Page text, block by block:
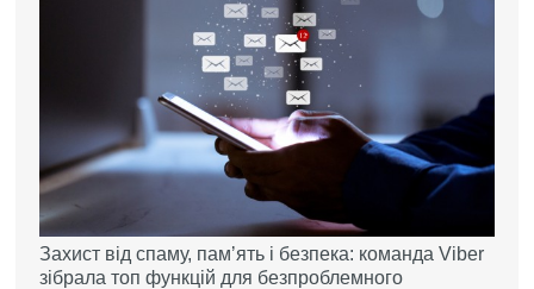
Захист від спаму, памʼять і безпека: команда Viber
зібрала топ функцій для безпроблемного